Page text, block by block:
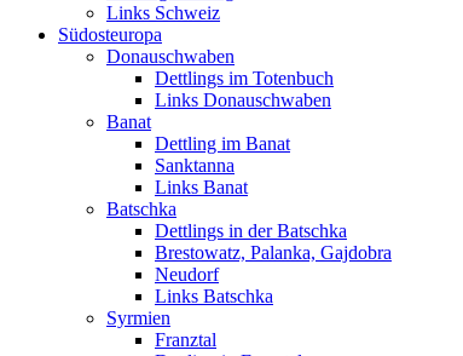
Links Schweiz
Südosteuropa
Donauschwaben
Dettlings im Totenbuch
Links Donauschwaben
Banat
Dettling im Banat
Sanktanna
Links Banat
Batschka
Dettlings in der Batschka
Brestowatz, Palanka, Gajdobra
Neudorf
Links Batschka
Syrmien
Franztal